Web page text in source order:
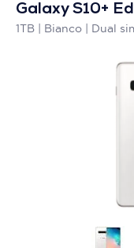
Galaxy S10+
1TB | Bianco | Dual